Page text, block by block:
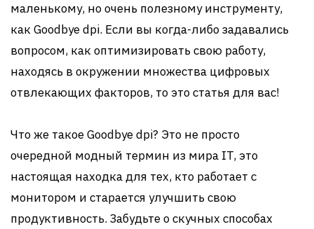
маленькому, но очень полезному инструменту,
как Goodbye dpi. Если вы когда-либо задавались
вопросом, как оптимизировать свою работу,
находясь в окружении множества цифровых
отвлекающих факторов, то это статья для вас!
Что же такое Goodbye dpi? Это не просто
очередной модный термин из мира IT, это
настоящая находка для тех, кто работает с
монитором и старается улучшить свою
продуктивность. Забудьте о скучных способах